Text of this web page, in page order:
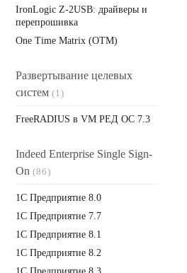
IronLogic Z-2USB: драйверы и
перепрошивка
One Time Matrix (OTM)
Развертывание целевых
систем (1)
FreeRADIUS в VM РЕД ОС 7.3
Indeed Enterprise Single Sign-
On (86)
1C Предприятие 8.0
1С Предприятие 7.7
1С Предприятие 8.1
1С Предприятие 8.2